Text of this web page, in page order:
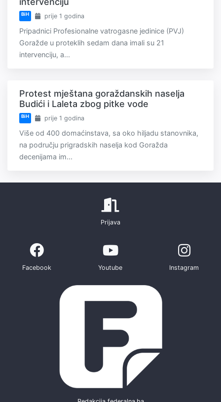
BiH prije 1 godina
Pripadnici Profesionalne vatrogasne jedinice (PVJ)
Goražde u proteklih sedam dana imali su 21
intervenciju, a...
Protest mještana goraždanskih naselja
Budići i Laleta zbog pitke vode
BiH prije 1 godina
Više od 400 domaćinstava, sa oko hiljadu stanovnika,
na području prigradskih naselja kod Goražda
decenijama im...
Prijava
Facebook Youtube Instagram